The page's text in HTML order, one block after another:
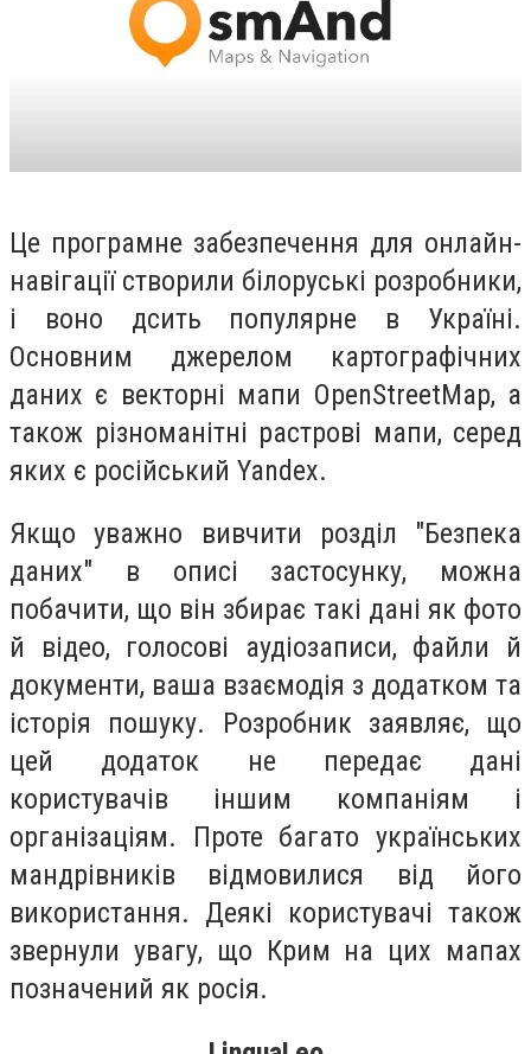
Це програмне забезпечення для онлайн-
навігації створили білоруські розробники,
і воно дсить популярне в Україні.
Основним джерелом картографічних
даних є векторні мапи OpenStreetMap, а
також різноманітні растрові мапи, серед
яких є російський Yandex.
Якщо уважно вивчити розділ "Безпека
даних" в описі застосунку, можна
побачити, що він збирає такі дані як фото
й відео, голосові аудіозаписи, файли й
документи, ваша взаємодія з додатком та
історія пошуку. Розробник заявляє, що
цей додаток не передає дані
користувачів іншим компаніям і
організаціям. Проте багато українських
мандрівників відмовилися від його
використання. Деякі користувачі також
звернули увагу, що Крим на цих мапах
позначений як росія.